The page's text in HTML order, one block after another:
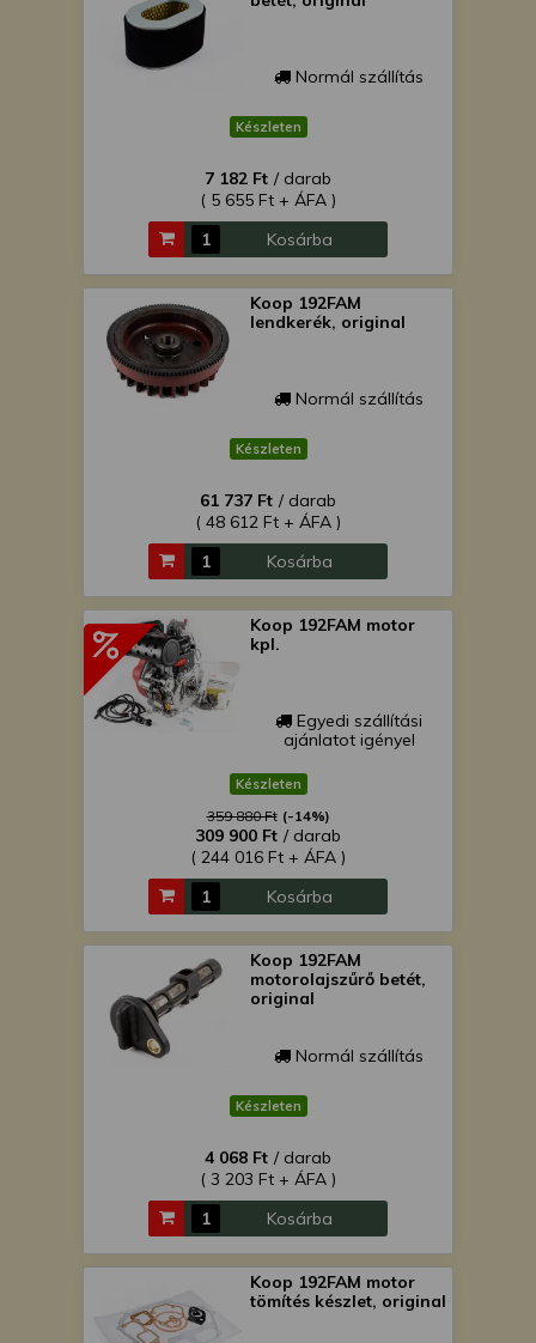
Normál szállítás
Készleten
7 182 Ft / darab
( 5 655 Ft + ÁFA )
Kosárba
Koop 192FAM
lendkerék, original
Normál szállítás
Készleten
61 737 Ft / darab
( 48 612 Ft + ÁFA )
Kosárba
Koop 192FAM motor
kpl.
Egyedi szállítási
ajánlatot igényel
Készleten
359 880 Ft (-14%)
309 900 Ft / darab
( 244 016 Ft + ÁFA )
Kosárba
Koop 192FAM
motorolajszűrő betét,
original
Normál szállítás
Készleten
4 068 Ft / darab
( 3 203 Ft + ÁFA )
Kosárba
Koop 192FAM motor
tömítés készlet, original